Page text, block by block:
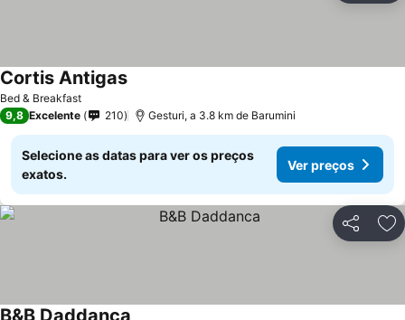
Bed & Breakfast
Cortis Antigas
9,8 Excelente 210 Gesturi, a 3.8 km de Barumini
Selecione as datas para ver os preços
exatos.
Ver preços
Partilhar
B&B Daddanca